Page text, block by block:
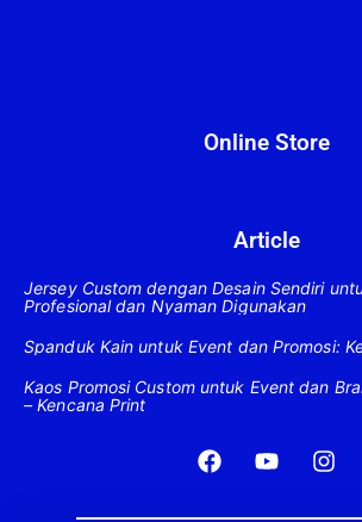
Online Store
Article
Jersey Custom dengan Desain Sendiri
Profesional dan Nyaman Digunakan
Spanduk Kain untuk Event dan Promosi:
Kaos Promosi Custom untuk Event dan
– Kencana Print
F
a
Y
o
I
n